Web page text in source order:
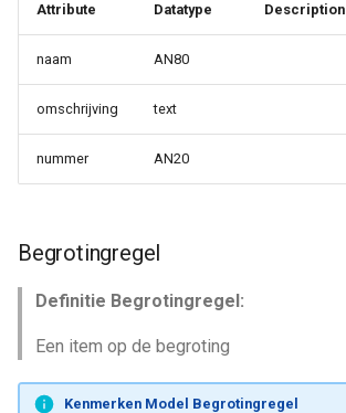
Attribute Datatype Description
naam AN80
omschrijving text
nummer AN20
Begrotingregel
Definitie Begrotingregel:
Een item op de begroting
Kenmerken Model Begrotingregel